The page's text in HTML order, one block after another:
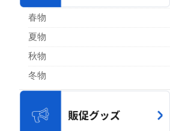
春物
夏物
秋物
冬物